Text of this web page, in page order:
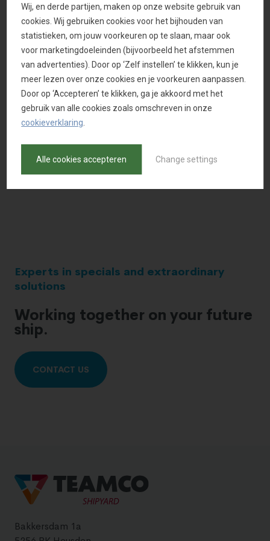
Experts in specials and extraordinary
solutions
Working together on your future
ship.
CONTACT US
Bakkersdam 1a
Wij, en derde partijen, maken op onze website gebruik van
cookies. Wij gebruiken cookies voor het bijhouden van
statistieken, om jouw voorkeuren op te slaan, maar ook
voor marketingdoeleinden (bijvoorbeeld het afstemmen
van advertenties). Door op ‘Zelf instellen’ te klikken, kun je
meer lezen over onze cookies en je voorkeuren aanpassen.
Door op ‘Accepteren’ te klikken, ga je akkoord met het
gebruik van alle cookies zoals omschreven in onze
cookieverklaring
Alle cookies accepteren Change settings